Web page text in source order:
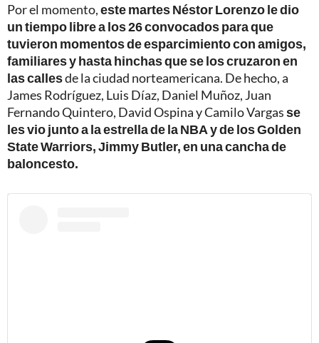
Por el momento,este martes Néstor Lorenzo le dio
un tiempo libre a los 26 convocados para que
tuvieron momentos de esparcimiento con amigos,
familiares y hasta hinchas que se los cruzaron en
las callesde la ciudad norteamericana. De hecho, a
James Rodríguez, Luis Díaz, Daniel Muñoz, Juan
Fernando Quintero, David Ospina y Camilo Vargasse
les vio junto a la estrella de la NBA y de los Golden
State Warriors, Jimmy Butler, en una cancha de
baloncesto.